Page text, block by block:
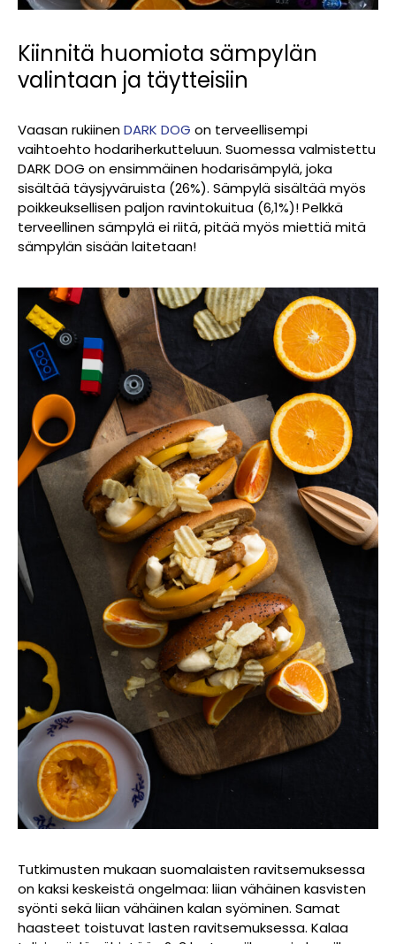
Kiinnitä huomiota sämpylän
valintaan ja täytteisiin
Vaasan rukiinenDARK DOG on terveellisempi
vaihtoehto hodariherkutteluun. Suomessa valmistettu
DARK DOG on ensimmäinen hodarisämpylä, joka
sisältää täysjyväruista (26%). Sämpylä sisältää myös
poikkeuksellisen paljon ravintokuitua (6,1%)! Pelkkä
terveellinen sämpylä ei riitä, pitää myös miettiä mitä
sämpylän sisään laitetaan!
Tutkimusten mukaan suomalaisten ravitsemuksessa
on kaksi keskeistä ongelmaa: liian vähäinen kasvisten
syönti sekä liian vähäinen kalan syöminen. Samat
haasteet toistuvat lasten ravitsemuksessa. Kalaa